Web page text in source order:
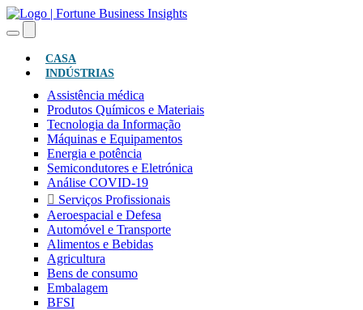
CASA
INDÚSTRIAS
Assistência médica
Produtos Químicos e Materiais
Tecnologia da Informação
Máquinas e Equipamentos
Energia e potência
Semicondutores e Eletrónica
Análise COVID-19
Serviços Profissionais
Aeroespacial e Defesa
Automóvel e Transporte
Alimentos e Bebidas
Agricultura
Bens de consumo
Embalagem
BFSI